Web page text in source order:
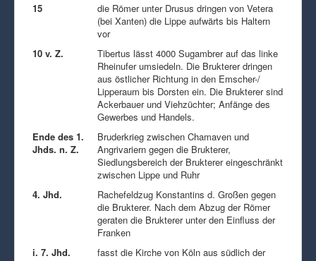
15
die Römer unter Drusus dringen von Vetera
(bei Xanten) die Lippe aufwärts bis Haltern
vor
10 v. Z.
Tibertus lässt 4000 Sugambrer auf das linke
Rheinufer umsiedeln. Die Brukterer dringen
aus östlicher Richtung in den Emscher-/
Lipperaum bis Dorsten ein. Die Brukterer sind
Ackerbauer und Viehzüchter; Anfänge des
Gewerbes und Handels.
Ende des 1.
Jhds. n. Z.
Bruderkrieg zwischen Chamaven und
Angrivariern gegen die Brukterer,
Siedlungsbereich der Brukterer eingeschränkt
zwischen Lippe und Ruhr
4. Jhd.
Rachefeldzug Konstantins d. Großen gegen
die Brukterer. Nach dem Abzug der Römer
geraten die Brukterer unter den Einfluss der
Franken
i. 7. Jhd.
fasst die Kirche von Köln aus südlich der